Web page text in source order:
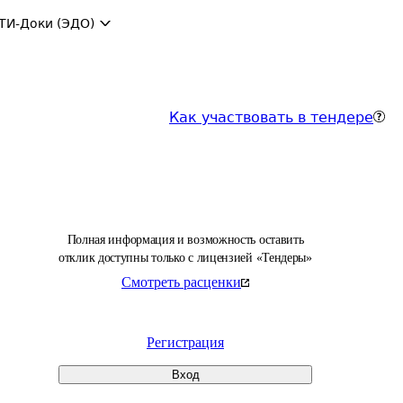
Доки (ЭДО)
Как участвовать в тендере
Полная информация и возможность оставить
отклик доступны только с лицензией «Тендеры»
Смотреть расценки
Регистрация
Вход